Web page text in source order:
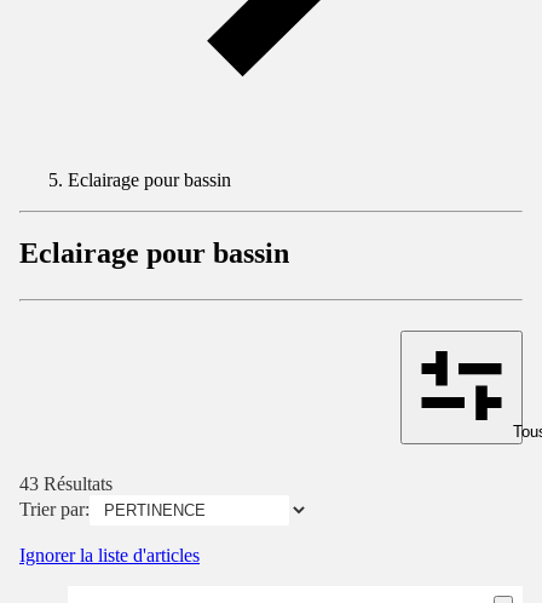
Eclairage pour bassin
Eclairage pour bassin
43 Résultats
Trier par:
Ignorer la liste d'articles